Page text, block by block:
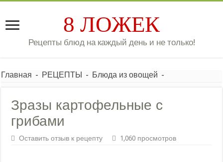
8 ЛОЖЕК
Рецепты блюд на каждый день и не только!
Главная - РЕЦЕПТЫ - Блюда из овощей -
Зразы картофельные с
грибами
Оставить отзыв к рецепту 1,060 просмотров